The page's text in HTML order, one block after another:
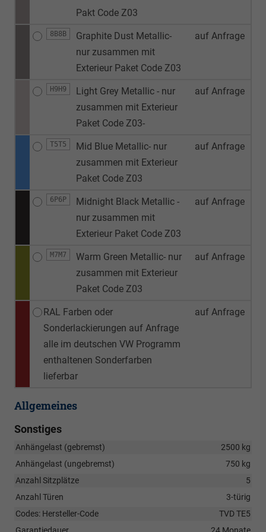
Pakt Code Z03
8B8B
Graphite Dust Metallic-
nur zusammen mit
Exterieur Paket Code Z03
auf Anfrage
H9H9
Light Grey Metallic - nur
zusammen mit Exterieur
Paket Code Z03-
auf Anfrage
T5T5
Mid Blue Metallic- nur
zusammen mit Exterieur
Paket Code Z03
auf Anfrage
6P6P
Midnight Black Metallic -
nur zusammen mit
Exterieur Paket Code Z03
auf Anfrage
M7M7
Warm Green Metallic- nur
zusammen mit Exterieur
Paket Code Z03
auf Anfrage
RAL Farben oder
Sonderlackierungen auf Anfrage
alle im deutschen VW Programm
enthaltenen Sonderfarben
lieferbar
auf Anfrage
Allgemeines
Sonstiges
Anhängelast (gebremst)
2500 kg
Anhängelast (ungebremst)
750 kg
Anzahl Sitzplätze
5
Anzahl Türen
3-türig
Codes: Hersteller-Code
TVD TE5
Garantiedauer
24 Monate